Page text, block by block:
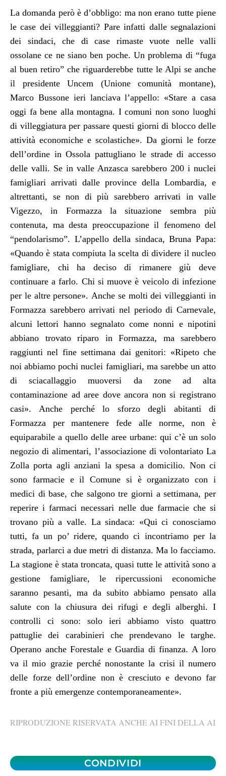
La domanda però è d’obbligo: ma non erano tutte piene
le case dei villeggianti? Pare infatti dalle segnalazioni
dei sindaci, che di case rimaste vuote nelle valli
ossolane ce ne siano ben poche. Un problema di “fuga
al buen retiro” che riguarderebbe tutte le Alpi se anche
il presidente Uncem (Unione comunità montane),
Marco Bussone ieri lanciava l’appello: «Stare a casa
oggi fa bene alla montagna. Icomuni non sono luoghi
di villeggiatura per passare questi giorni di blocco delle
attività economiche e scolastiche». Da giorni le forze
dell’ordine in Ossola pattugliano le strade di accesso
delle valli. Se in valle Anzasca sarebbero 200 i nuclei
famigliari arrivati dalle province della Lombardia, e
altrettanti, se non di più sarebbero arrivati in valle
Vigezzo, in Formazza la situazione sembra più
contenuta, ma desta preoccupazione il fenomeno del
“pendolarismo”. L’appello della sindaca, Bruna Papa:
«Quando è stata compiuta la scelta di dividere ilnucleo
famigliare, chi ha deciso di rimanere giù deve
continuare a farlo. Chi si muove è veicolo di infezione
per le altre persone».Anche se molti dei villeggianti in
Formazza sarebbero arrivati nel periodo di Carnevale,
alcuni lettori hanno segnalato come nonni e nipotini
abbiano trovato riparo in Formazza, ma sarebbero
raggiunti nel fine settimana dai genitori: «Ripeto che
noi abbiamo pochi nuclei famigliari, masarebbe un atto
di sciacallaggio muoversi da zone ad alta
contaminazione ad aree dove ancora non si registrano
casi».Anche perché lo sforzo degli abitanti di
Formazza per mantenere fede alle norme, non è
equiparabile a quello delle aree urbane: qui c’è un solo
negozio di alimentari, l’associazione di volontariato La
Zolla porta agli anziani la spesa a domicilio. Non ci
sono farmacie e il Comune si è organizzato con i
medici di base, che salgono tre giorni a settimana, per
reperire i farmaci necessari nelle due farmacie che si
trovano più a valle. La sindaca: «Qui ci conosciamo
tutti, fa un po’ ridere, quando ci incontriamo per la
strada, parlarci a due metri di distanza. Ma lo facciamo.
La stagione è stata troncata, quasi tutte le attività sono a
gestione famigliare, le ripercussioni economiche
saranno pesanti, ma da subito abbiamo pensato alla
salute con la chiusura dei rifugi e degli alberghi. I
controlli ci sono: solo ieri abbiamo visto quattro
pattuglie dei carabinieri che prendevano le targhe.
Operano anche Forestale e Guardia di finanza. A loro
va il mio grazie perché nonostante la crisi il numero
delle forze dell’ordine non è cresciuto e devono far
fronte a più emergenze contemporaneamente».
RIPRODUZIONE RISERVATA ANCHE AI FINI DELLA AI
CONDIVIDI